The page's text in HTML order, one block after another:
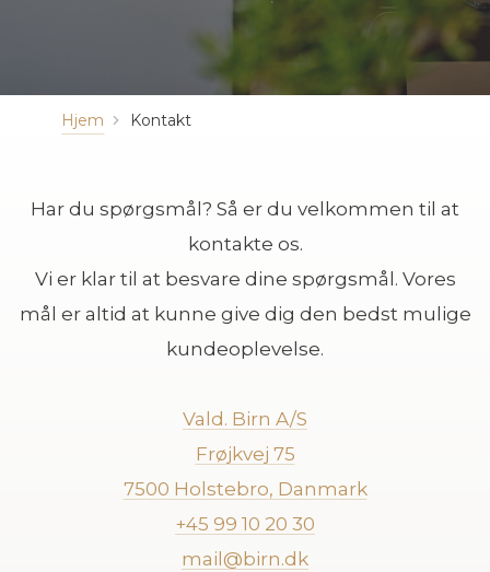
Hjem Kontakt
Har du spørgsmål? Så er du velkommen til at
kontakte os.
Vi er klar til at besvare dine spørgsmål. Vores
mål er altid at kunne give dig den bedst mulige
kundeoplevelse.
Vald. Birn A/S
Frøjkvej 75
7500 Holstebro, Danmark
+45 99 10 20 30
mail@birn.dk